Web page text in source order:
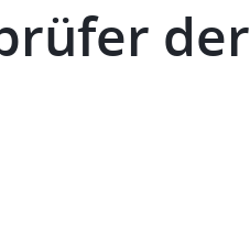
der